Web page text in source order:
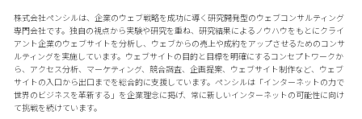
株式会社ペンシルは、企業のウェブ戦略を成功に導く研究開発型のウェブコンサルティング
専門会社です。独自の視点から実験や研究を重ね、研究結果によるノウハウをもとにクライ
アント企業のウェブサイトを分析し、ウェブからの売上や成約をアップさせるためのコンサ
ルティングを実施しています。ウェブサイトの目的と目標を明確にするコンセプトワークか
ら、アクセス分析、マーケティング、競合調査、企画提案、ウェブサイト制作など、ウェブ
サイトの入口から出口までを総合的に支援しています。ペンシルは「インターネットの力で
世界のビジネスを革新する」を企業理念に掲げ、常に新しいインターネットの可能性に向け
て挑戦を続けています。